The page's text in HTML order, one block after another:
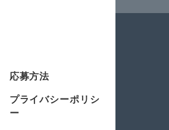
応募方法
プライバシーポリシ
ー